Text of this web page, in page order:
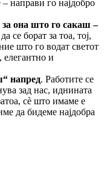
направи го најдобро
она што го сакаш –
се борат за тоа, тој,
што го водат светот
и
напред. Работите се
зад нас, иднината
сè што имаме е
да бидеме најдобра